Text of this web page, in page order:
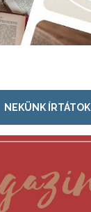
NEKÜNK ÍRTÁTOK